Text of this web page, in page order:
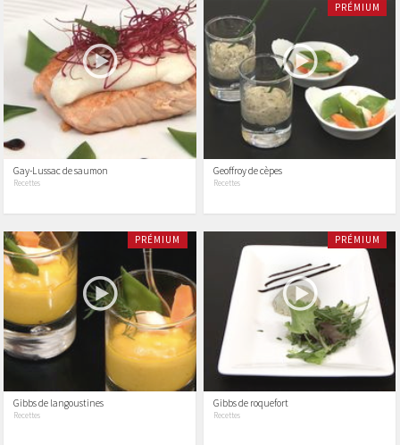
Gay-Lussac de saumon
Recettes
PRÉMIUM
Geoffroy de cèpes
Recettes
PRÉMIUM
Gibbs de langoustines
Recettes
PRÉMIUM
Gibbs de roquefort
Recettes